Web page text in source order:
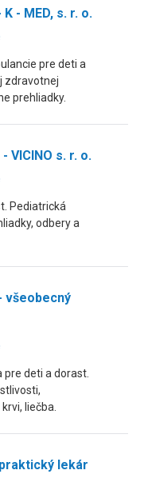
- MED, s. r. o.
pre deti a
zdravotnej
prehliadky.
VICINO s. r. o.
Pediatrická
odbery a
všeobecný
deti a dorast.
liečba.
lekár